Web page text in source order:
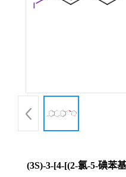
产
(3S)-3-[4-[(2-氯-5-碘苯